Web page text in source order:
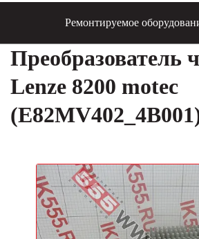
Ремонтируемое
Преобразователь
Lenze 8200 motec